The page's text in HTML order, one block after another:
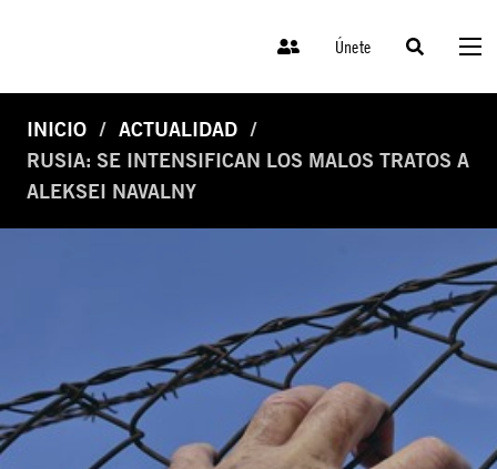
Únete
INICIO
ACTUALIDAD
RUSIA: SE INTENSIFICAN LOS MALOS TRATOS A
ALEKSEI NAVALNY